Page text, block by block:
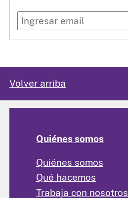
Volver arriba
Quiénes somos
Quiénes somos
Qué hacemos
Trabaja con nosotros